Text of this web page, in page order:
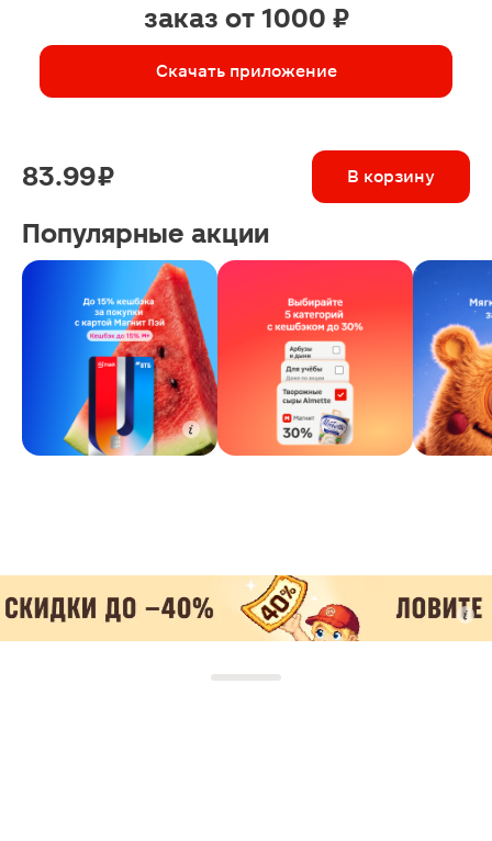
заказ от 1000 ₽
Скачать приложение
83.99 ₽ В корзину
Популярные акции